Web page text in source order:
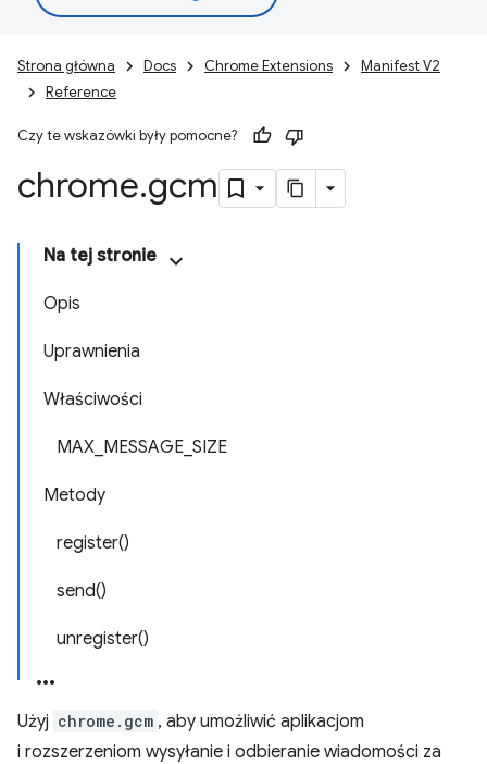
Strona główna Docs Chrome Extensions
Manifest V2
Reference
Czy te wskazówki były pomocne?
chrome.gcm
Na tej stronie
Opis
Uprawnienia
Właściwości
MAX_MESSAGE_SIZE
Metody
register()
send()
unregister()
Użyj chrome.gcm , aby umożliwić aplikacjom
i rozszerzeniom wysyłanie i odbieranie wiadomości za